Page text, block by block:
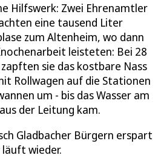
Hilfswerk: Zwei Ehrenamtler
eine tausend Liter
zum Altenheim, wo dann
leisteten: Bei 28
sie das kostbare Nass
Rollwagen auf die Stationen
um - bis das Wasser am
der Leitung kam.
Gladbacher Bürgern erspart
läuft wieder.